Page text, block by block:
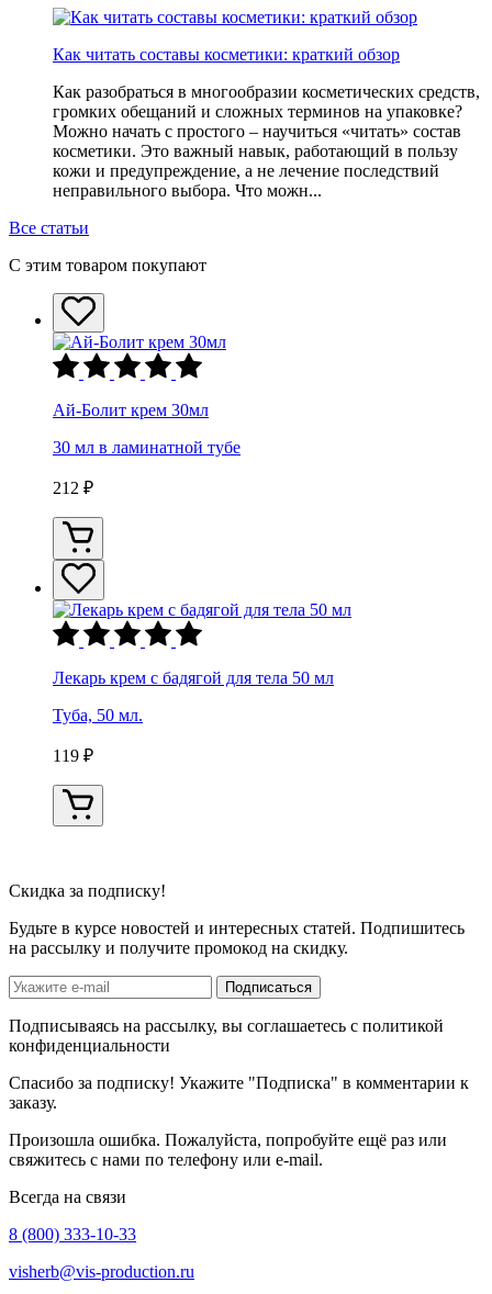
Как читать составы косметики: краткий обзор
Как разобраться в многообразии косметических средств,
громких обещаний и сложных терминов на упаковке?
Можно начать с простого – научиться «читать» состав
косметики. Это важный навык, работающий в пользу
кожи и предупреждение, а не лечение последствий
неправильного выбора. Что можн...
Все статьи
С этим товаром покупают
Ай-Болит крем 30мл
30 мл в ламинатной тубе
212 ₽
Лекарь крем с бадягой для тела 50 мл
Туба, 50 мл.
119 ₽
Скидка за подписку!
Будьте в курсе новостей и интересных статей. Подпишитесь
на рассылку и получите промокод на скидку.
Подписаться
Подписываясь на рассылку, вы соглашаетесь с политикой
конфиденциальности
Спасибо за подписку! Укажите "Подписка" в комментарии к
заказу.
Произошла ошибка. Пожалуйста, попробуйте ещё раз или
свяжитесь с нами по телефону или e-mail.
Всегда на связи
8 (800) 333-10-33
visherb@vis-production.ru